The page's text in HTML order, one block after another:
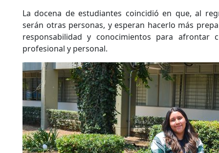
La docena de estudiantes coincidió en que, al
serán otras personas, y esperan hacerlo más
responsabilidad y conocimientos para afrontar
profesional y personal.